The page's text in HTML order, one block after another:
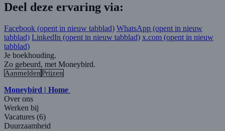
Deel deze ervaring via:
Facebook (opent in nieuw tabblad) WhatsApp (opent in nieuw
tabblad) LinkedIn (opent in nieuw tabblad) x.com (opent in nieuw
tabblad)